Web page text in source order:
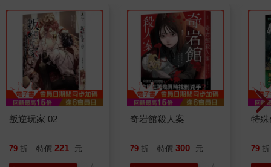
叛逆玩家 02
79 折 特價 221 元
奇岩館殺人案
79 折 特價 300 元
特
79 折